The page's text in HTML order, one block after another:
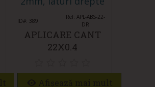
Îmi place
ID#: 389
Ref: APL-ABS-22-
DR
APLICARE CANT
22X0.4